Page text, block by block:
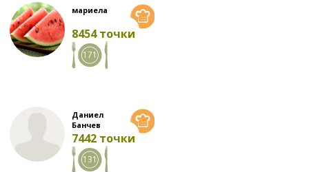
мариела
8454 точки
171
Даниел
Банчев
7442 точки
131